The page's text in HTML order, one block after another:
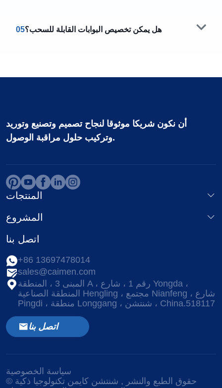
05هل يمكن تخصيص البوابات القابلة للسحب؟
أن نكون شريكا موثوقا لنجاح تصميم وتصنيع وتوريد
وتركيب حلول مراقبة الوصول.
المنتجات
المشروع
اتصل بنا
+86 13697478014
sales@caimen.com
المبنى 3 ، المنطقة A ، رقم 1 ، شارع Yongda ،
المنطقة الصناعية Hengling ، مجتمع Nianfeng ، شارع
Pingdi ، منطقة Longgang ، شنتشن ، China.518117
اتصل بنا
© حقوق الطبع والنشر , شنتشن كايمن تكنولوجيا ذكية
سياسة الخصوصية